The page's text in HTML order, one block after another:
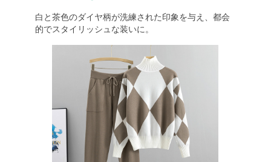
白と茶色のダイヤ柄が洗練された印象を与え、都会
的でスタイリッシュな装いに。